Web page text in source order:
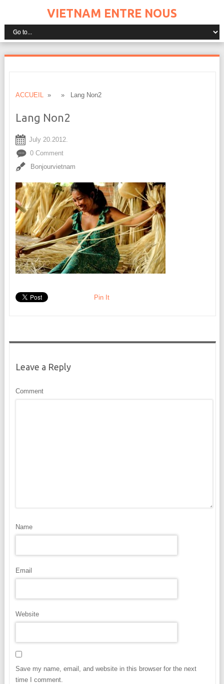
VIETNAM ENTRE NOUS
ACCUEIL» » Lang Non2
Lang Non2
July 20.2012.
0 Comment
Bonjourvietnam
Pin It
Leave a Reply
Comment
Name
Email
Website
Save my name, email, and website in this browser for the next
time I comment.